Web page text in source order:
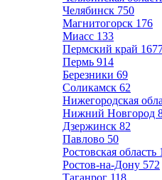
Челябинск 750
Магнитогорск 176
Миасс 133
Пермский край
Пермь 914
Березники 69
Соликамск 62
Нижегородская
Нижний Новгород
Дзержинск 82
Павлово 50
Ростовская область
Ростов-на-Дону 572
Таганрог 118